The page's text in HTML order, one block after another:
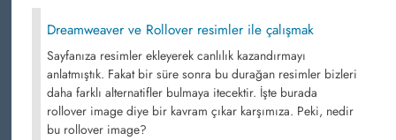
Dreamweaver ve Rollover resimler ile çalışmak
Sayfanıza resimler ekleyerek canlılık kazandırmayı
anlatmıştık. Fakat bir süre sonra bu durağan resimler bizleri
daha farklı alternatifler bulmaya itecektir. İşte burada
rollover image diye bir kavram çıkar karşımıza. Peki, nedir
bu rollover image?